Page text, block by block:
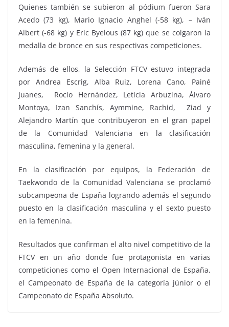
Quienes también se subieron al pódium fueron ⁠Sara
Acedo (73 kg), ⁠Mario Ignacio Anghel (-58 kg), – ⁠Iván
Albert (-68 kg) y ⁠Eric Byelous (87 kg) que se colgaron la
medalla de bronce en sus respectivas competiciones.
Además de ellos, la Selección FTCV estuvo integrada
por Andrea Escrig, ⁠Alba Ruiz, ⁠Lorena Cano, ⁠Painé
Juanes, ⁠Rocío Hernández, ⁠Leticia Arbuzina, Álvaro
Montoya, ⁠Izan Sanchís, ⁠Aymmine, ⁠Rachid, ⁠Ziad y
⁠Alejandro Martín que contribuyeron en el gran papel
de la Comunidad Valenciana en la clasificación
masculina, femenina y la general.
En la clasificación por equipos, la Federación de
Taekwondo de la Comunidad Valenciana se proclamó
subcampeona de España logrando además el segundo
puesto en la clasificación masculina y el sexto puesto
en la femenina.
Resultados que confirman el alto nivel competitivo de la
FTCV en un año donde fue protagonista en varias
competiciones como el Open Internacional de España,
el Campeonato de España de la categoría júnior o el
Campeonato de España Absoluto.